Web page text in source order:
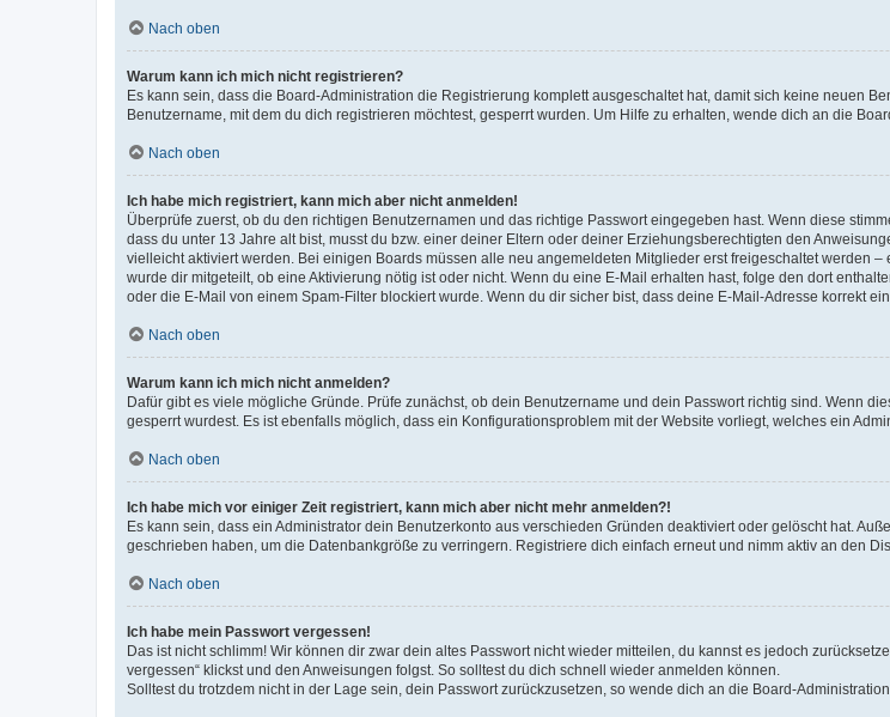
Nach oben
Warum kann ich mich nicht registrieren?
Es kann sein, dass die Board-Administration die Registrierung komplett ausgeschaltet hat, damit sich keine neuen
Benutzername, mit dem du dich registrieren möchtest, gesperrt wurden. Um Hilfe zu erhalten, wende dich an die
Nach oben
Ich habe mich registriert, kann mich aber nicht anmelden!
Überprüfe zuerst, ob du den richtigen Benutzernamen und das richtige Passwort eingegeben hast. Wenn diese
dass du unter 13 Jahre alt bist, musst du bzw. einer deiner Eltern oder deiner Erziehungsberechtigten den
vielleicht aktiviert werden. Bei einigen Boards müssen alle neu angemeldeten Mitglieder erst freigeschaltet werden
wurde dir mitgeteilt, ob eine Aktivierung nötig ist oder nicht. Wenn du eine E-Mail erhalten hast, folge den dort
oder die E-Mail von einem Spam-Filter blockiert wurde. Wenn du dir sicher bist, dass deine E-Mail-Adresse korrekt
Nach oben
Warum kann ich mich nicht anmelden?
Dafür gibt es viele mögliche Gründe. Prüfe zunächst, ob dein Benutzername und dein Passwort richtig sind. Wenn
gesperrt wurdest. Es ist ebenfalls möglich, dass ein Konfigurationsproblem mit der Website vorliegt, welches ein
Nach oben
Ich habe mich vor einiger Zeit registriert, kann mich aber nicht mehr anmelden?!
Es kann sein, dass ein Administrator dein Benutzerkonto aus verschieden Gründen deaktiviert oder gelöscht hat.
geschrieben haben, um die Datenbankgröße zu verringern. Registriere dich einfach erneut und nimm aktiv an den
Nach oben
Ich habe mein Passwort vergessen!
Das ist nicht schlimm! Wir können dir zwar dein altes Passwort nicht wieder mitteilen, du kannst es jedoch
vergessen“ klickst und den Anweisungen folgst. So solltest du dich schnell wieder anmelden können.
Solltest du trotzdem nicht in der Lage sein, dein Passwort zurückzusetzen, so wende dich an die Board-Administration.